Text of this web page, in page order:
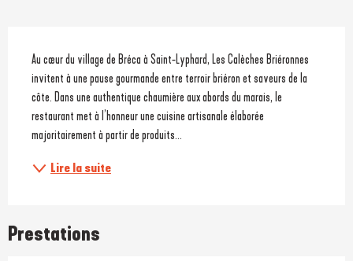
Description
Au cœur du village de Bréca à Saint-Lyphard, Les Calèches Briéronnes
invitent à une pause gourmande entre terroir briéron et saveurs de la
côte. Dans une authentique chaumière aux abords du marais, le
restaurant met à l’honneur une cuisine artisanale élaborée
majoritairement à partir de produits...
Lire la suite
Prestations